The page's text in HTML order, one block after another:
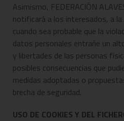
Asimismo, FEDERACIÓN
notificará a los interesados, a
cuando sea probable que la
datos personales entrañe un
y libertades de las personas
posibles consecuencias que
medidas adoptadas o
brecha de seguridad.
USO DE COOKIES Y DEL